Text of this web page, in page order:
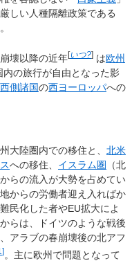
しい人種隔離政策である
壊以降の近年[いつ?] は欧州
内の旅行が自由となった影
西側諸国の西ヨーロッパへの
大陸圏内での移住と、 北米
への移住、 イスラム圏
（北
らの流入が大勢を占めてい
からの労働者迎え入ればか
民化した者やEU拡大によ
らは、ドイツのような戦後
アラブの春崩壊後の北アフ
] 。主に欧州で問題となって